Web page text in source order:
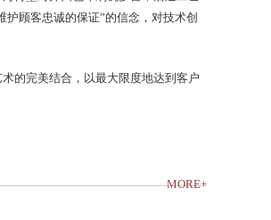
顾客忠诚的保证”的信念，对技术创
的完美结合，以最大限度地达到客户
MORE+